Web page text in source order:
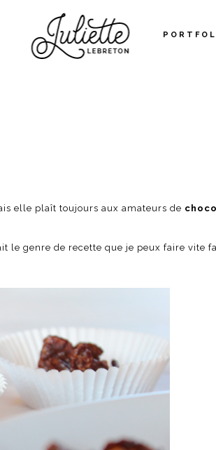
elle plaît toujours aux amateurs de
le genre de recette que je peux faire